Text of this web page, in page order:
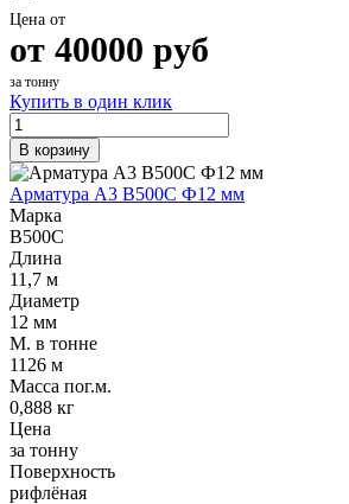
Цена от
от 40000 руб
за тонну
Купить в один клик
В корзину
Арматура А3 В500С Ф12 мм
Марка
В500С
Длина
11,7 м
Диаметр
12 мм
М. в тонне
1126 м
Масса пог.м.
0,888 кг
Цена
за тонну
Поверхность
рифлёная